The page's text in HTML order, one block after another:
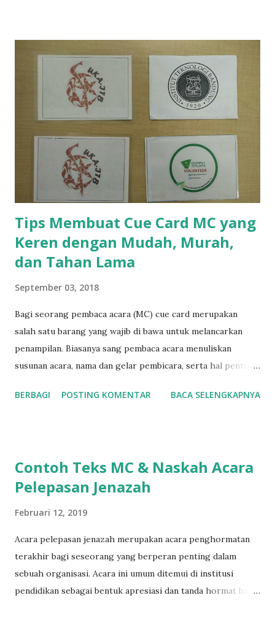
Magic , dll. Intinya, warna yang ditentukan oleh Game
Master (GM). Istilah Game Master maksudnya orang yang
memberi tebak-tebakan pada permainan. Biasanya GM akan
dibantu oleh seorang asisten. GM akan disuruh menutup
mata, kemudian orang lain memilih sebuah barang. Dengan
dibantu asisten, GM akan berhasil menebak barang yang
dipilih. Lalu GM akan bertanya bagaimana caranya.
Jawabannya adalah asisten membantu GM menebak dengan
menyebut...
Tips Membuat Cue Card MC yang
Keren dengan Mudah, Murah,
dan Tahan Lama
September 03, 2018
Bagi seorang pembaca acara (MC) cue card merupakan
salah satu barang yang wajib di bawa untuk melancarkan
penampilan. Biasanya sang pembaca acara menuliskan
susunan acara, nama dan gelar pembicara, serta hal penting
(sebagian orang menyebutnya que card ) ini tidak hanya
akan diminta membuat cue card sebelum melakukan long
speech selama 1 s/d 2 menit di tes speaking part 2. Cue
mengganggu penampilan ketika di atas panggung, bisa
karena ukurannya yang terlalu besar atau terlalu kecil,
desainnya yang kurang menarik atau alasan lainnya.
Pengalaman saya memandu sebuah acara sharing session di
sebuah kompetisi keilmuan jurusan Teknik Industri beskala
BERBAGI POSTING KOMENTAR BACA SELENGKAPNYA
Contoh Teks MC & Naskah Acara
Pelepasan Jenazah
Februari 12, 2019
Acara pelepasan jenazah merupakan acara penghormatan
terakhir bagi seseorang yang berperan penting dalam
sebuah organisasi. Acara ini umum ditemui di institusi
pendidikan sebagai bentuk apresiasi dan tanda hormat bagi